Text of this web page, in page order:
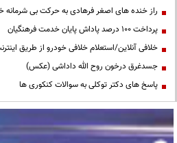
راز خنده های اصغر فرهادی به حرکت بی شرمانه
پرداخت ۱۰۰ درصد پاداش پایان خدمت فرهنگیان
خلافی آنلاین/استعلام خلافی خودرو از طریق
جسدغرق درخون روح الله داداشی (عکس)
پاسخ های دکتر توکلی به سوالات کنکوری ها